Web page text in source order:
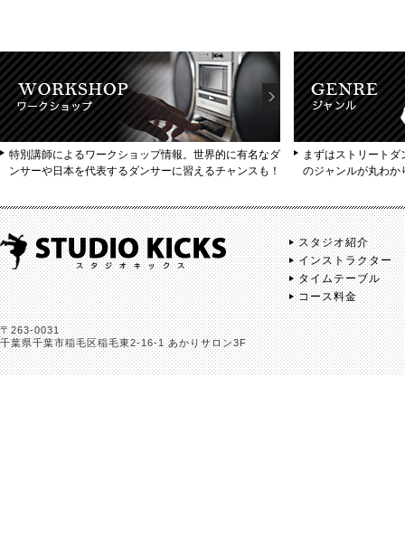
特別講師によるワークショップ情報。世界的に有名なダ
ンサーや日本を代表するダンサーに習えるチャンスも！
まずはストリート
のジャンルが丸わか
〒263-0031
千葉県千葉市稲毛区稲毛東2-16-1 あかりサロン3F
スタジオ紹介
インストラクター
タイムテーブル
コース料金